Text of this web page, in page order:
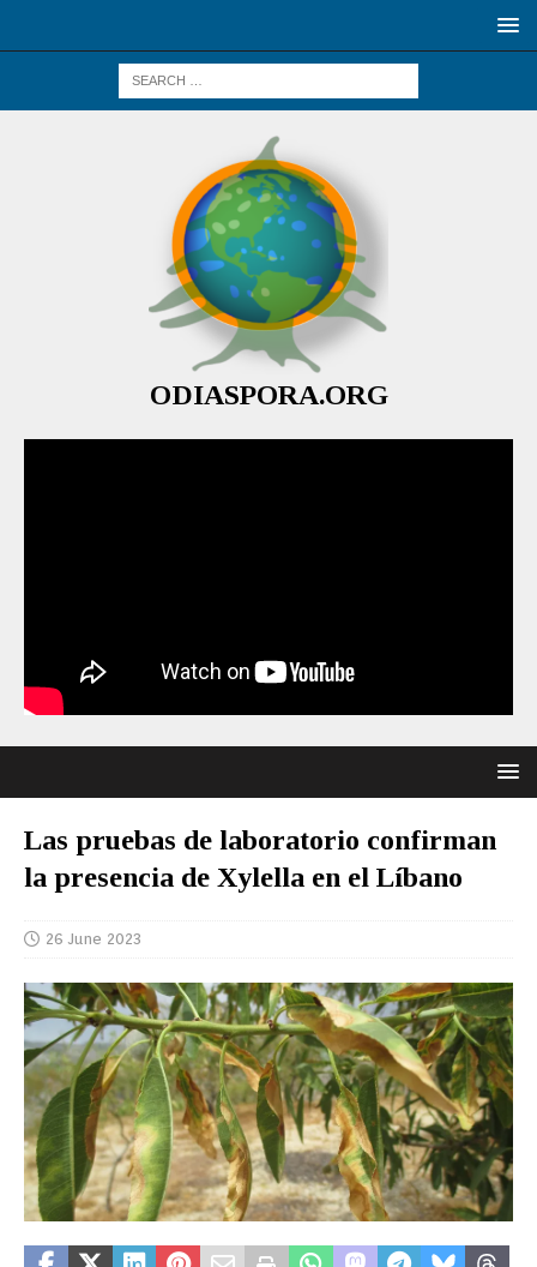
ODIASPORA.ORG
Las pruebas de laboratorio confirman
la presencia de Xylella en el Líbano
26 June 2023